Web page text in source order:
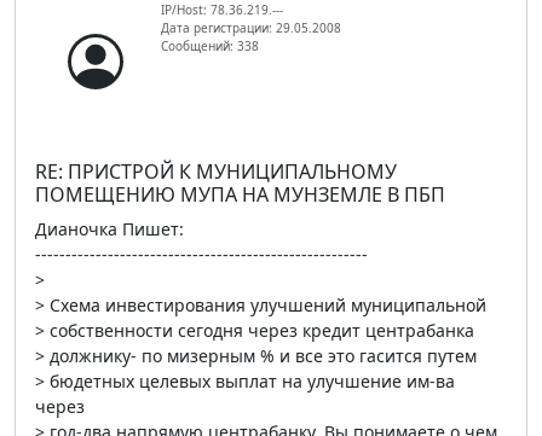
IP/Host: 78.36.219.---
Дата регистрации: 29.05.2008
Сообщений: 338
RE: ПРИСТРОЙ К МУНИЦИПАЛЬНОМУ
ПОМЕЩЕНИЮ МУПА НА МУНЗЕМЛЕ В ПБП
Дианочка Пишет:
-------------------------------------------------------
>
> Схема инвестирования улучшений муниципальной
> собственности сегодня через кредит центрабанка
> должнику- по мизерным % и все это гасится путем
> бюдетных целевых выплат на улучшение им-ва
через